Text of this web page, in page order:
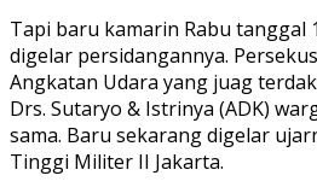
Tapi baru kamarin Rabu tanggal
digelar persidangannya.
Angkatan Udara yang juag
Drs. Sutaryo & Istrinya (ADK)
sama. Baru sekarang digelar
Tinggi Militer II Jakarta.